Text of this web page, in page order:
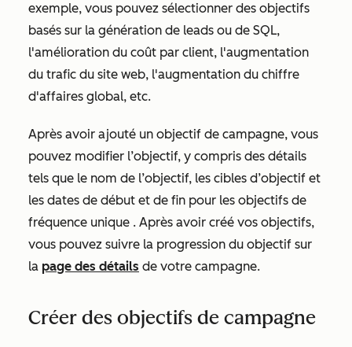
exemple, vous pouvez sélectionner des objectifs
basés sur la génération de leads ou de SQL,
l'amélioration du coût par client, l'augmentation
du trafic du site web, l'augmentation du chiffre
d'affaires global, etc.
Après avoir ajouté un objectif de campagne, vous
pouvez modifier l’objectif, y compris des détails
tels que le nom de l’objectif, les cibles d’objectif et
les dates de début et de fin pour les objectifs de
fréquence unique . Après avoir créé vos objectifs,
vous pouvez suivre la progression du objectif sur
la page des détails de votre campagne.
Créer des objectifs de campagne